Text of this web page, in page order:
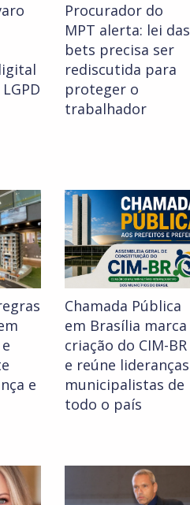
Procurador do
MPT alerta: lei das
bets precisa ser
rediscutida para
proteger o
trabalhador
e
Chamada Pública
em Brasília marca
criação do CIM-BR
e reúne lideranças
municipalistas de
todo o país